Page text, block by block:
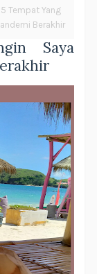
5 Tempat Yang
Berakhir
Saya